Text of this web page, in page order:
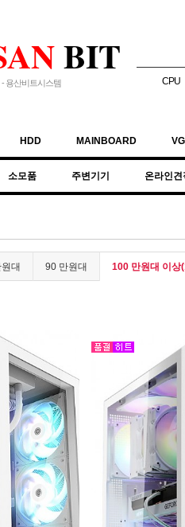
BIT
용산비트시스템 CPU
HDD MAINBOARD
소모품 주변기기 온라인견
대 90 만원대 100 만원대 이상